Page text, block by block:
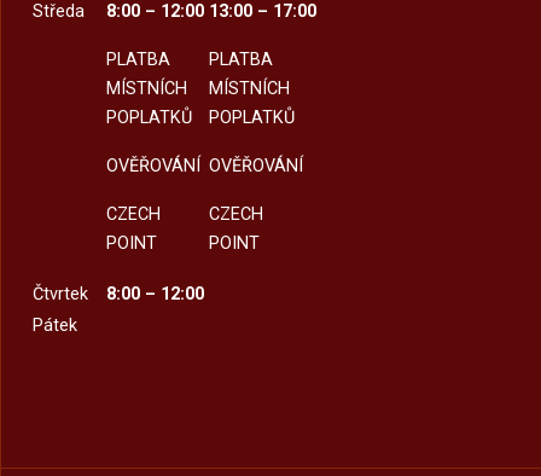
Středa
8:00 – 12:00
PLATBA
MÍSTNÍCH
POPLATKŮ
OVĚŘOVÁNÍ
CZECH
POINT
13:00 – 17:00
PLATBA
MÍSTNÍCH
POPLATKŮ
OVĚŘOVÁNÍ
CZECH
POINT
Čtvrtek
8:00 – 12:00
Pátek